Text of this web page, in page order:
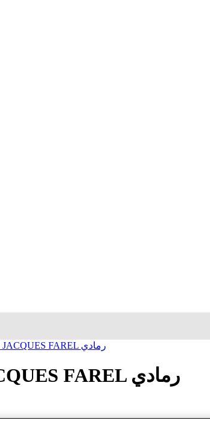
ساعة معصم زاک فارل JACQUES FAREL رمادي
ساعة معصم زاک فارل JACQUES FAREL رمادي